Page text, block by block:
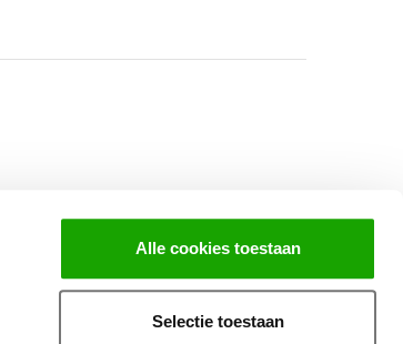
Alle cookies toestaan
Selectie toestaan